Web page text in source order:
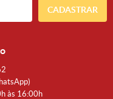
CADASTRAR
às 16:00h